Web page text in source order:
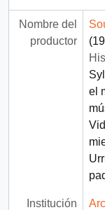
Nombre del
productor
el
Institución